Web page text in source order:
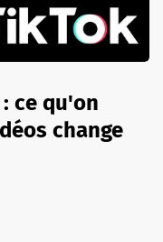
ce qu'on
change